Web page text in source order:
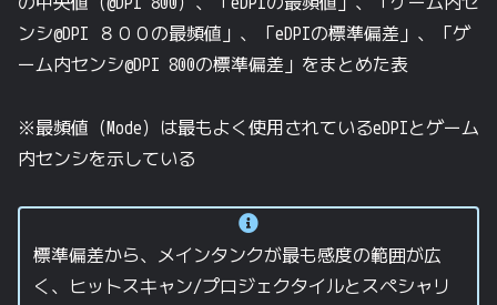
ンシ@DPI ８００の最頻値」、「eDPIの標準偏差」、「ゲ
ーム内センシ@DPI 800の標準偏差」をまとめた表
※最頻値（Mode）は最もよく使用されているeDPIとゲーム
内センシを示している
標準偏差から、メインタンクが最も感度の範囲が広
く、ヒットスキャン/プロジェクタイルとスペシャリ